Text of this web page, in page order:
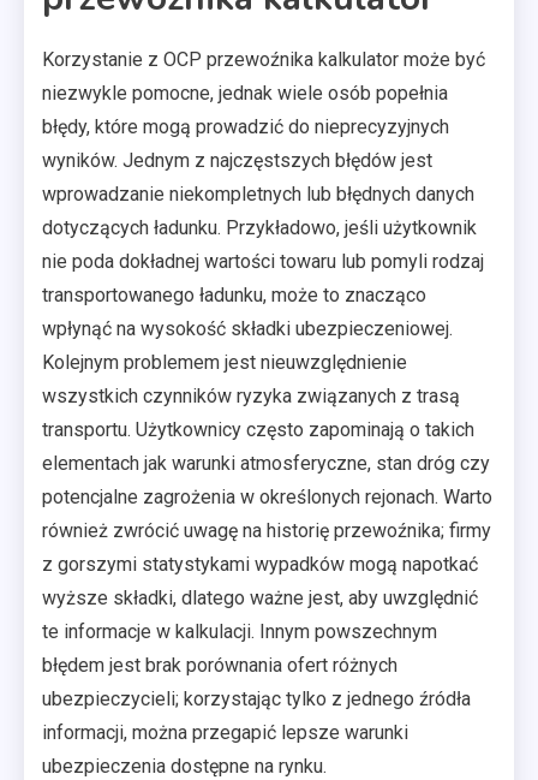
Korzystanie z OCP przewoźnika kalkulator może być
niezwykle pomocne, jednak wiele osób popełnia
błędy, które mogą prowadzić do nieprecyzyjnych
wyników. Jednym z najczęstszych błędów jest
wprowadzanie niekompletnych lub błędnych danych
dotyczących ładunku. Przykładowo, jeśli użytkownik
nie poda dokładnej wartości towaru lub pomyli rodzaj
transportowanego ładunku, może to znacząco
wpłynąć na wysokość składki ubezpieczeniowej.
Kolejnym problemem jest nieuwzględnienie
wszystkich czynników ryzyka związanych z trasą
transportu. Użytkownicy często zapominają o takich
elementach jak warunki atmosferyczne, stan dróg czy
potencjalne zagrożenia w określonych rejonach. Warto
również zwrócić uwagę na historię przewoźnika; firmy
z gorszymi statystykami wypadków mogą napotkać
wyższe składki, dlatego ważne jest, aby uwzględnić
te informacje w kalkulacji. Innym powszechnym
błędem jest brak porównania ofert różnych
ubezpieczycieli; korzystając tylko z jednego źródła
informacji, można przegapić lepsze warunki
ubezpieczenia dostępne na rynku.